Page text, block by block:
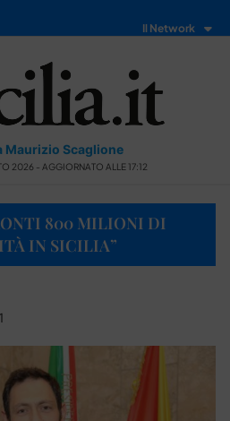
Il Network
Maurizio Scaglione
2026 - AGGIORNATO ALLE 17:12
800 MILIONI DI
IN SICILIA”